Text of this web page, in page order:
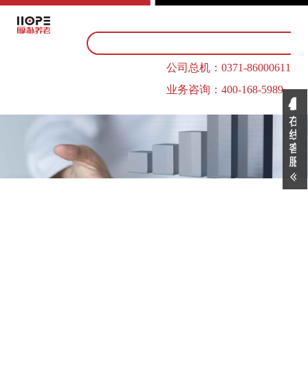
公司总机：0371-86000611
业务咨询：400-168-5989